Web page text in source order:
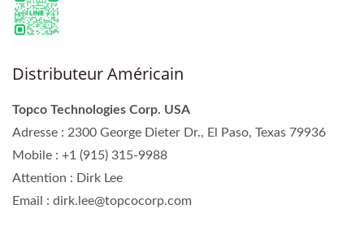
Distributeur Américain
Topco Technologies Corp. USA
Adresse : 2300 George Dieter Dr., El Paso, Texas 79936
Mobile : +1 (915) 315-9988
Attention : Dirk Lee
Email : dirk.lee@topcocorp.com